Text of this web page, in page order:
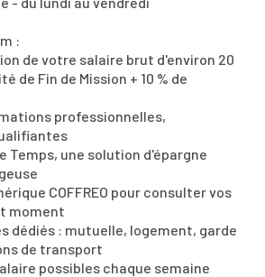
:
de votre salaire brut d'environ 20
de Fin de Mission + 10 % de
professionnelles,
Temps, une solution d'épargne
COFFREO pour consulter vos
moment
dédiés : mutuelle, logement, garde
de transport
possibles chaque semaine